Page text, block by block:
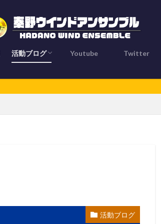
活動ブログ Youtube Twitter
活動ブログ